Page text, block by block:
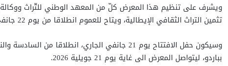
ويشرف على تنظيم هذا المعرض كلّ من المعهد الوطني للتّراث ووكالة
تثمين التراث الثقافي الإيطالية، ويتاح للعموم انطلاقا من يوم 22 جانفي 2026.
وسيكون حفل الافتتاح يوم 21 جانفي الجاري،
بباردو، ليتواصل المعرض الى غاية يوم 21 جويلية 2026.